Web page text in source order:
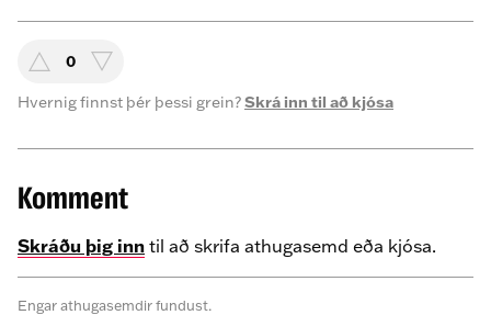
0
Hvernig finnst þér þessi grein?Skrá inn til að kjósa
Komment
Skráðu þig inn til að skrifa athugasemd eða kjósa.
Engar athugasemdir fundust.